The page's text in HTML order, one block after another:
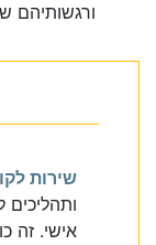
ורגשותיהם
שירות
ותהליכים
אישי. זה